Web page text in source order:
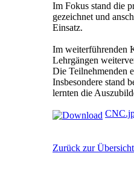
Im Fokus stand die
gezeichnet und
Einsatz.
Im weiterführenden
Lehrgängen
Die Teilnehmenden
Insbesondere stand
lernten die
Zurück zur Übersicht